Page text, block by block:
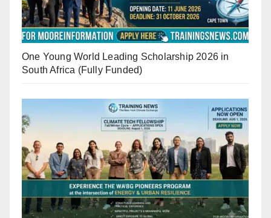
One Young World Leading Scholarship 2026 in
South Africa (Fully Funded)